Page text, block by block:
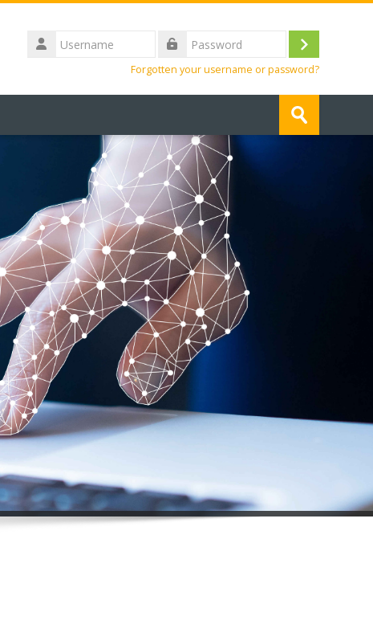
Username
Log
Forgotten your username or password?
Submit